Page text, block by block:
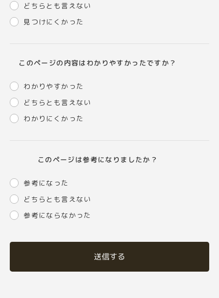
どちらとも言えない
見つけにくかった
このページの内容はわかりやすかったですか？
わかりやすかった
どちらとも言えない
わかりにくかった
このページは参考になりましたか？
参考になった
どちらとも言えない
参考にならなかった
送信する